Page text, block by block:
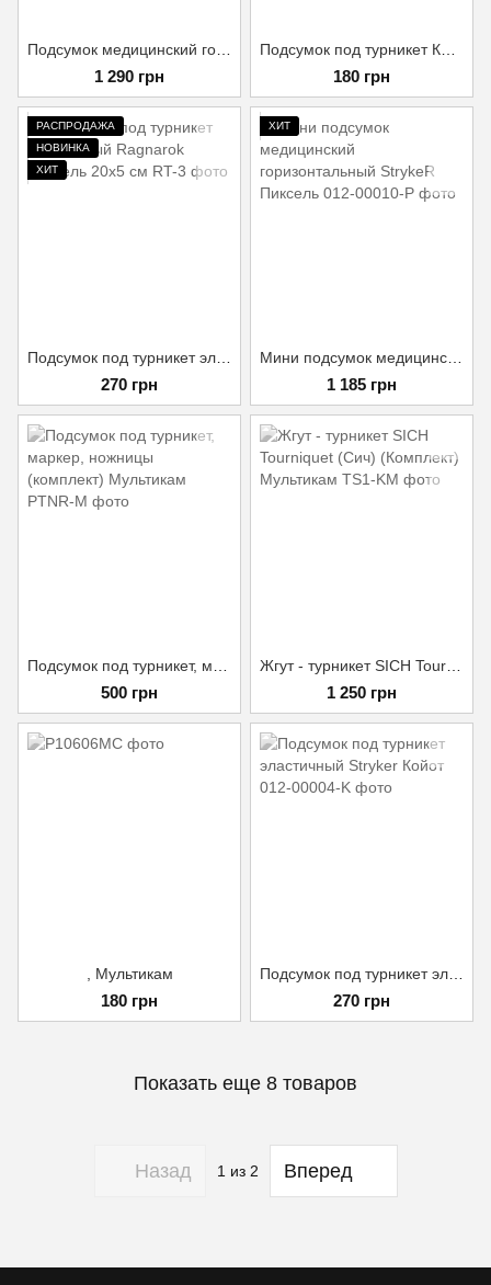
1 290 грн 180 грн
РАСПРОДАЖА
НОВИНКА
ХИТ
270 грн
ХИТ
1 185 грн
500 грн 1 250 грн
, Мультикам
180 грн 270 грн
Показать еще 8 товаров
Назад 1 из 2 Вперед